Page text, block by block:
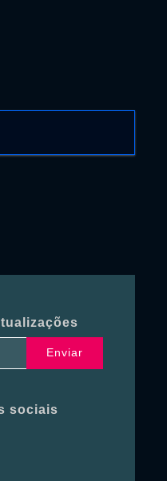
Enviar
sociais